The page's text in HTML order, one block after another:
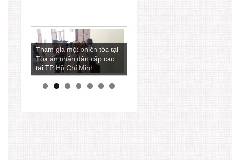
Tham gia một phiên tòa tại
Tòa án nhân dân cấp cao
tại TP Hồ Chí Minh
Luật sư Ngô Ngọc Trai còn
là một nhà báo viết nhiều
bài phân tích các vấn đề
pháp lý